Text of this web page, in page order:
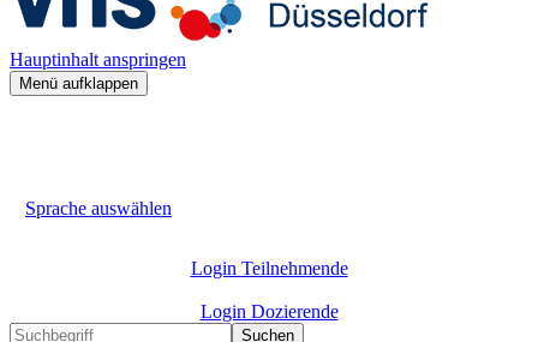
Hauptinhalt anspringen
Menü aufklappen
Sprache auswählen
Login Teilnehmende
Login Dozierende
Suchen